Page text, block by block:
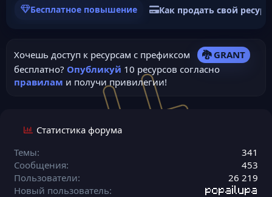
Бесплатное повышение Как продать свой
Хочешь доступ к ресурсам с префиксом
🐉 GRANT
бесплатно? Опубликуй 10 ресурсов согласно
правилам и получи привилегии!
Статистика форума
Темы
341
Сообщения
453
Пользователи
26 219
Новый пользователь
popailupa